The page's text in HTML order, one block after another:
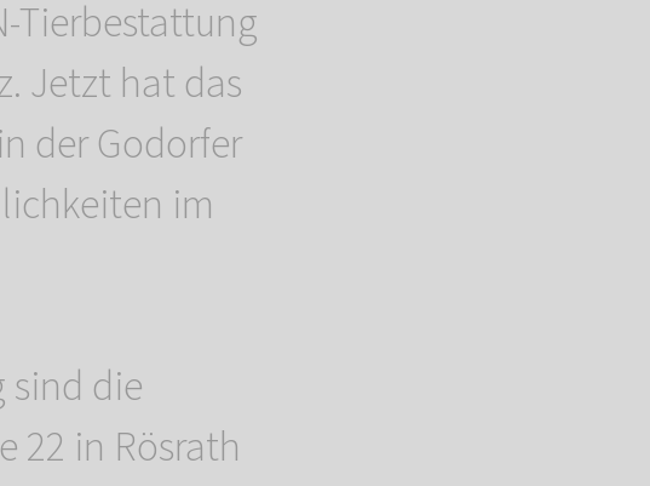
Tierbestattung
Jetzt hat das
der Godorfer
im
sind die
22 in Rösrath